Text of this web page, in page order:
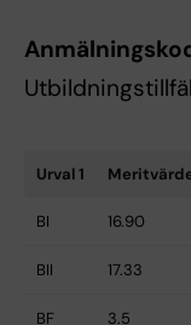
Urval 1
BI 16.90
BII 17.33
BF 3.5